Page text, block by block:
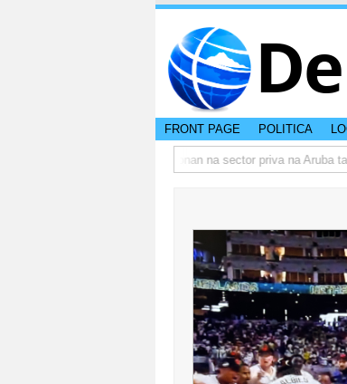
FRONT PAGE POLITICA
Prestamonan na sector priva na Aruba ta